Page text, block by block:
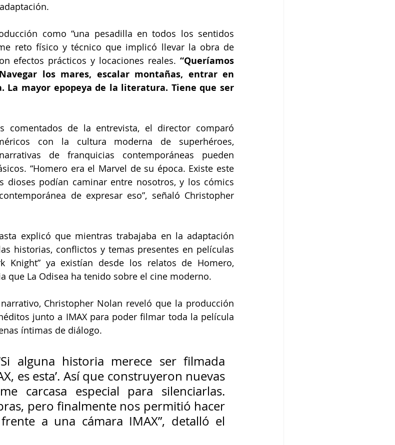
como “una pesadilla en todos los sentidos
reto físico y técnico que implicó llevar la obra de
efectos prácticos y locaciones reales. “Queríamos
los mares, escalar montañas, entrar en
La mayor epopeya de la literatura. Tiene que ser
comentados de la entrevista, el director comparó
con la cultura moderna de superhéroes,
de franquicias contemporáneas pueden
“Homero era el Marvel de su época. Existe este
dioses podían caminar entre nosotros, y los cómics
de expresar eso”, señaló Christopher
explicó que mientras trabajaba en la adaptación
historias, conflictos y temas presentes en películas
Knight” ya existían desde los relatos de Homero,
que La Odisea ha tenido sobre el cine moderno.
Christopher Nolan reveló que la producción
junto a IMAX para poder filmar toda la película
íntimas de diálogo.
alguna historia merece ser filmada
es esta’. Así que construyeron nuevas
carcasa especial para silenciarlas.
pero finalmente nos permitió hacer
a una cámara IMAX”, detalló el